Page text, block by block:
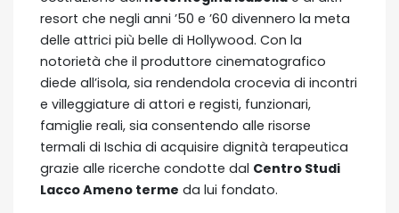
resort che negli anni ’50 e ’60 divennero la meta
delle attrici più belle di Hollywood. Con la
notorietà che il produttore cinematografico
diede all’isola, sia rendendola crocevia di incontri
e villeggiature di attori e registi, funzionari,
famiglie reali, sia consentendo alle risorse
termali di Ischia di acquisire dignità terapeutica
grazie alle ricerche condotte dal Centro Studi
Lacco Ameno terme da lui fondato.